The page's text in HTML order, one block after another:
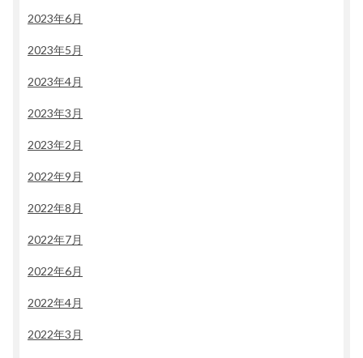
2023年6月
2023年5月
2023年4月
2023年3月
2023年2月
2022年9月
2022年8月
2022年7月
2022年6月
2022年4月
2022年3月